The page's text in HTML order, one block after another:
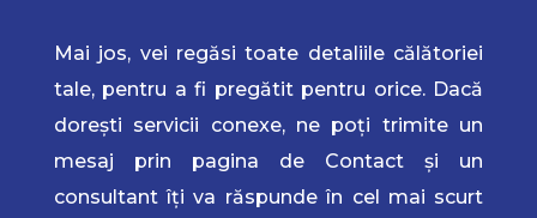
Mai jos, vei regăsi toate detaliile călătoriei
tale, pentru a fi pregătit pentru orice. Dacă
dorești servicii conexe, ne poți trimite un
mesaj prin pagina de Contact și un
consultant îți va răspunde în cel mai scurt